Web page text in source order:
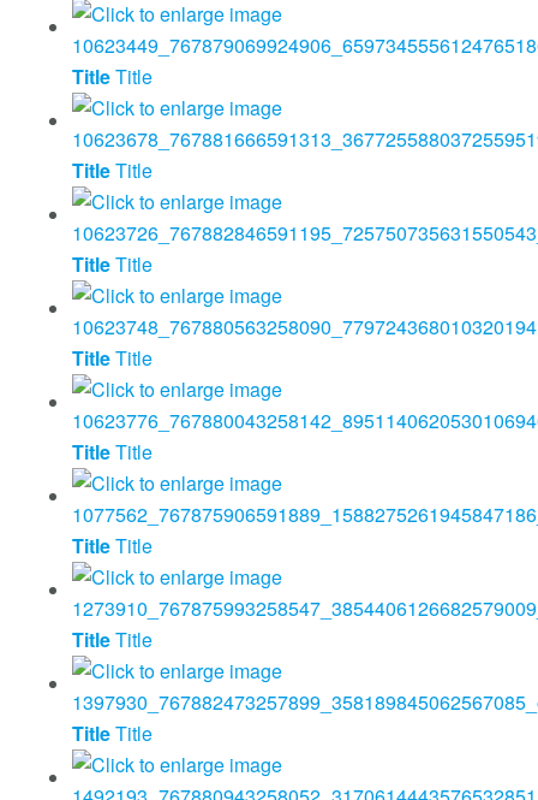
TitleTitle
TitleTitle
TitleTitle
TitleTitle
TitleTitle
TitleTitle
TitleTitle
TitleTitle